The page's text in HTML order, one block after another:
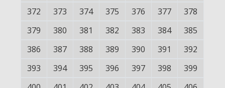
372
373 374 375 376 377
378
379
380 381 382 383 384
385
386
387 388 389 390 391
392
393
394 395 396 397 398
399